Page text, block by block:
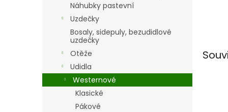
Náhubky pastevní
Uzdečky
Bosaly, sidepuly, bezudidlové
uzdečky
Otěže
Udidla
Westernové
Klasické
Pákové